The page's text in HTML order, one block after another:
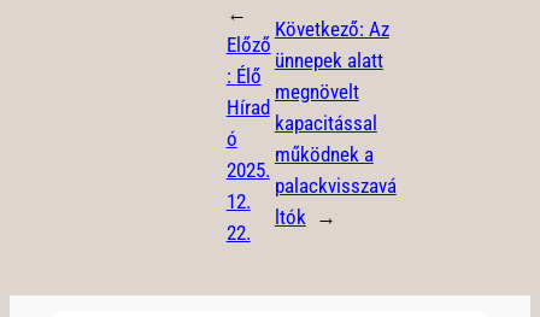
←
Előző
: Élő
Hírad
ó
2025.
12.
22.
Következő: Az
ünnepek alatt
megnövelt
kapacitással
működnek a
palackvisszavá
ltók →